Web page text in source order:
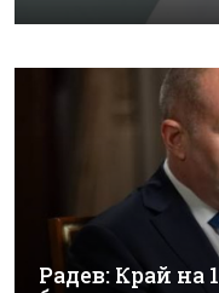
Радев: Край на